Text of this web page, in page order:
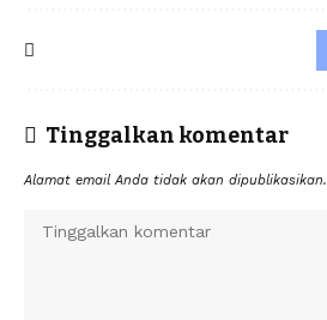
Tinggalkan komentar
Alamat email Anda tidak akan dipublikasikan.